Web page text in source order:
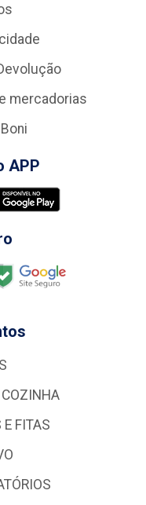
mercadorias
APP
COZINHA
E FITAS